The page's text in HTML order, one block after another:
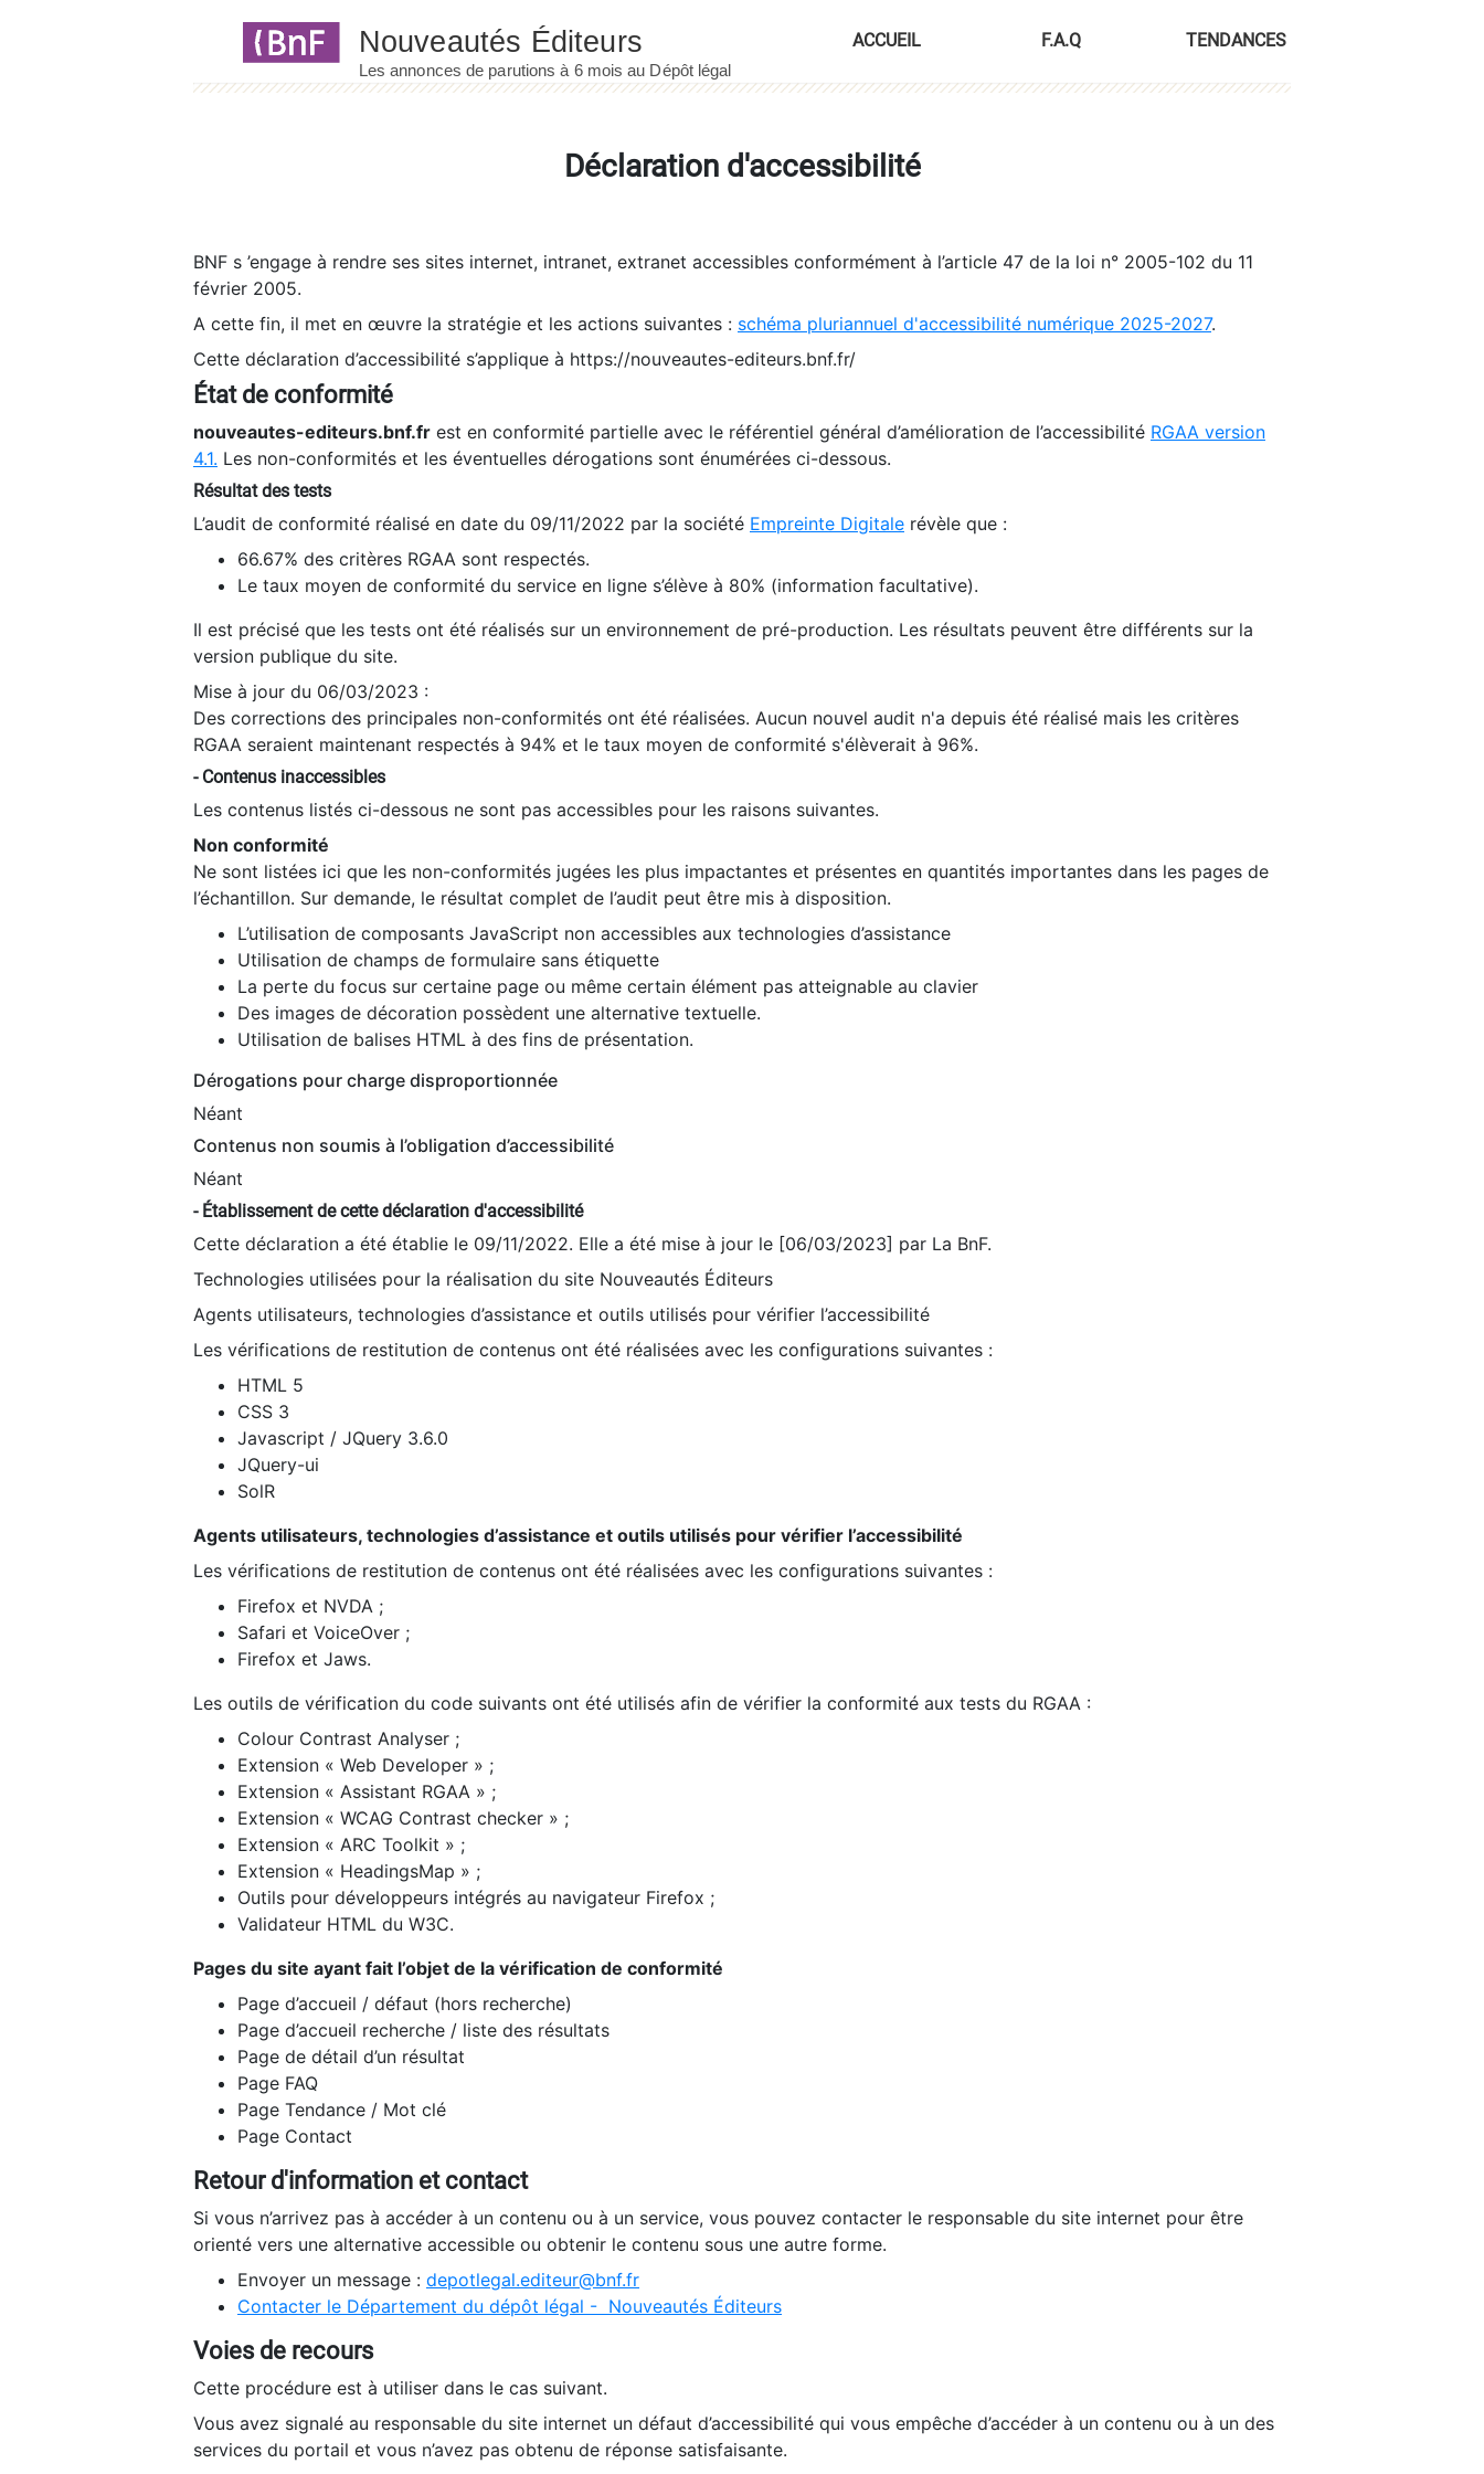
ACCUEIL F.A.Q TENDANCES
Déclaration d'accessibilité
BNF s ’engage à rendre ses sites internet, intranet, extranet accessibles conformément à l’article 47 de la loi n° 2005-102 du 11
février 2005.
A cette fin, il met en œuvre la stratégie et les actions suivantes : schéma pluriannuel d'accessibilité numérique 2025-2027.
Cette déclaration d’accessibilité s’applique à https://nouveautes-editeurs.bnf.fr/
État de conformité
nouveautes-editeurs.bnf.fr est en conformité partielle avec le référentiel général d’amélioration de l’accessibilité RGAA version
4.1. Les non-conformités et les éventuelles dérogations sont énumérées ci-dessous.
Résultat des tests
L’audit de conformité réalisé en date du 09/11/2022 par la société Empreinte Digitale révèle que :
66.67% des critères RGAA sont respectés.
Le taux moyen de conformité du service en ligne s’élève à 80% (information facultative).
Il est précisé que les tests ont été réalisés sur un environnement de pré-production. Les résultats peuvent être différents sur la
version publique du site.
Mise à jour du 06/03/2023 :
Des corrections des principales non-conformités ont été réalisées. Aucun nouvel audit n'a depuis été réalisé mais les critères
RGAA seraient maintenant respectés à 94% et le taux moyen de conformité s'élèverait à 96%.
- Contenus inaccessibles
Les contenus listés ci-dessous ne sont pas accessibles pour les raisons suivantes.
Non conformité
Ne sont listées ici que les non-conformités jugées les plus impactantes et présentes en quantités importantes dans les pages de
l’échantillon. Sur demande, le résultat complet de l’audit peut être mis à disposition.
L’utilisation de composants JavaScript non accessibles aux technologies d’assistance
Utilisation de champs de formulaire sans étiquette
La perte du focus sur certaine page ou même certain élément pas atteignable au clavier
Des images de décoration possèdent une alternative textuelle.
Utilisation de balises HTML à des fins de présentation.
Dérogations pour charge disproportionnée
Néant
Contenus non soumis à l’obligation d’accessibilité
Néant
- Établissement de cette déclaration d'accessibilité
Cette déclaration a été établie le 09/11/2022. Elle a été mise à jour le [06/03/2023] par La BnF.
Technologies utilisées pour la réalisation du site Nouveautés Éditeurs
Agents utilisateurs, technologies d’assistance et outils utilisés pour vérifier l’accessibilité
Les vérifications de restitution de contenus ont été réalisées avec les configurations suivantes :
HTML 5
CSS 3
Javascript / JQuery 3.6.0
JQuery-ui
SolR
Agents utilisateurs, technologies d’assistance et outils utilisés pour vérifier l’accessibilité
Les vérifications de restitution de contenus ont été réalisées avec les configurations suivantes :
Firefox et NVDA ;
Safari et VoiceOver ;
Firefox et Jaws.
Les outils de vérification du code suivants ont été utilisés afin de vérifier la conformité aux tests du RGAA :
Colour Contrast Analyser ;
Extension « Web Developer » ;
Extension « Assistant RGAA » ;
Extension « WCAG Contrast checker » ;
Extension « ARC Toolkit » ;
Extension « HeadingsMap » ;
Outils pour développeurs intégrés au navigateur Firefox ;
Validateur HTML du W3C.
Pages du site ayant fait l’objet de la vérification de conformité
Page d’accueil / défaut (hors recherche)
Page d’accueil recherche / liste des résultats
Page de détail d’un résultat
Page FAQ
Page Tendance / Mot clé
Page Contact
Retour d'information et contact
Si vous n’arrivez pas à accéder à un contenu ou à un service, vous pouvez contacter le responsable du site internet pour être
orienté vers une alternative accessible ou obtenir le contenu sous une autre forme.
Envoyer un message : depotlegal.editeur@bnf.fr
Contacter le Département du dépôt légal - Nouveautés Éditeurs
Voies de recours
Cette procédure est à utiliser dans le cas suivant.
Vous avez signalé au responsable du site internet un défaut d’accessibilité qui vous empêche d’accéder à un contenu ou à un des
services du portail et vous n’avez pas obtenu de réponse satisfaisante.